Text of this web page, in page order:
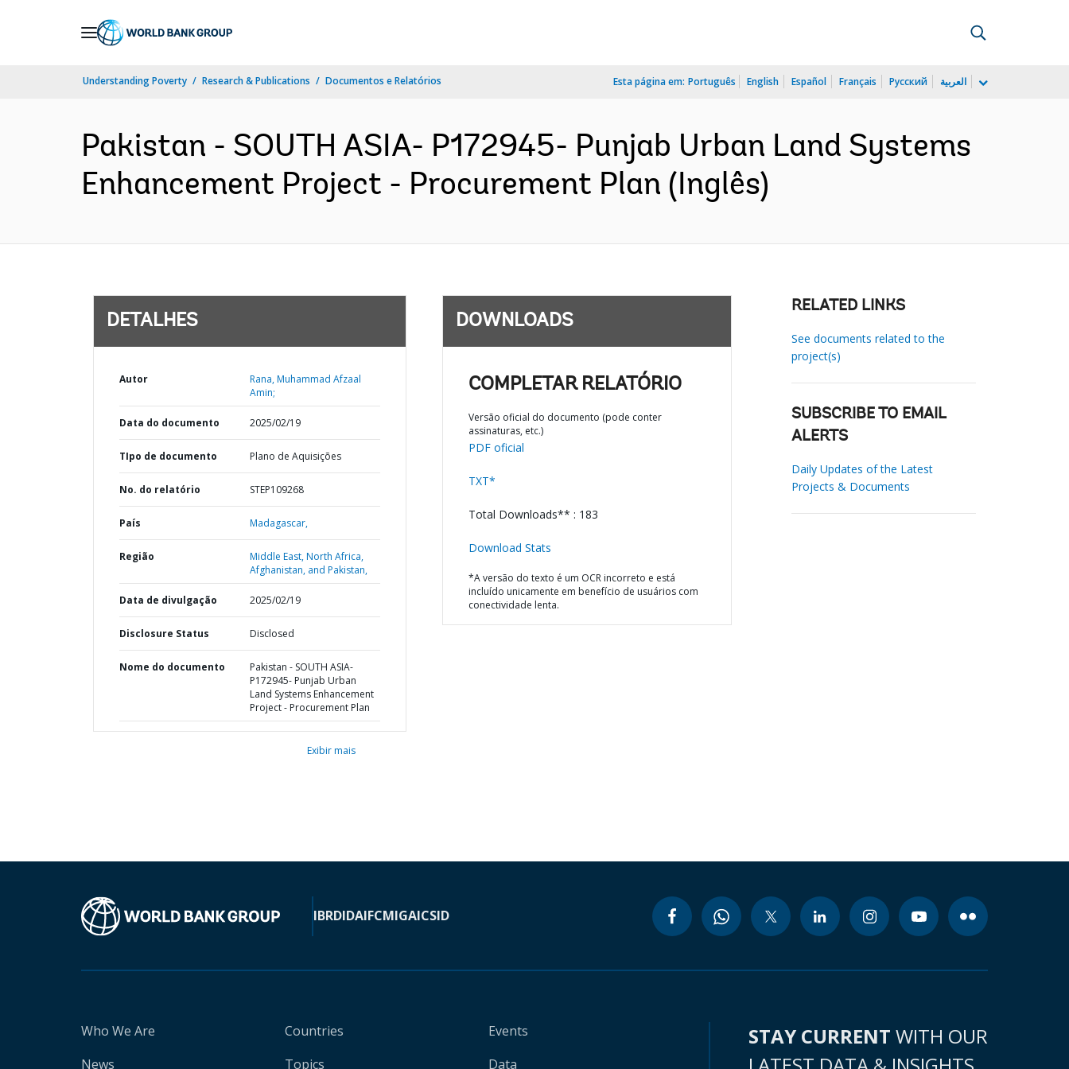
Understanding Poverty Research & Publications Documentos e Relatórios Esta página em: Português English Español Français Русский العربية
Pakistan - SOUTH ASIA- P172945- Punjab Urban Land Systems
Enhancement Project - Procurement Plan (Inglês)
DETALHES
Autor
Rana, Muhammad Afzaal
Amin;
Data do documento 2025/02/19
TIpo de documento Plano de Aquisições
No. do relatório STEP109268
País Madagascar,
Região
Middle East, North Africa,
Afghanistan, and Pakistan,
Data de divulgação 2025/02/19
Disclosure Status Disclosed
Nome do documento
Pakistan - SOUTH ASIA-
P172945- Punjab Urban
Land Systems Enhancement
Project - Procurement Plan
Exibir mais
DOWNLOADS
COMPLETAR RELATÓRIO
Versão oficial do documento (pode conter
assinaturas, etc.)
PDF oficial
TXT*
Total Downloads** : 183
Download Stats
*A versão do texto é um OCR incorreto e está
incluído unicamente em benefício de usuários com
conectividade lenta.
RELATED LINKS
See documents related to the
project(s)
SUBSCRIBE TO EMAIL
ALERTS
Daily Updates of the Latest
Projects & Documents
IBRDIDAIFCMIGAICSID
Who We Are
News
Countries
Topics
Events
Data
STAY CURRENT WITH OUR